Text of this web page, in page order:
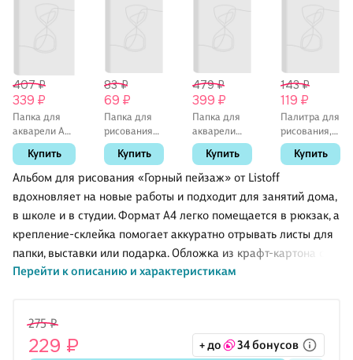
Альбом для рисования «Горный пейзаж» от Listoff
вдохновляет на новые работы и подходит для занятий дома,
в школе и в студии. Формат А4 легко помещается в рюкзак, а
крепление-склейка помогает аккуратно отрывать листы для
папки, выставки или подарка. Обложка из крафт-картона с
выборочным лаком защищает содержимое и приятно
Перейти к описанию и характеристикам
407 ₽
339 ₽
Папка для
акварели А4
"Рыбачка", 20
листовКупить
83 ₽
69 ₽
Папка для
рисования
«Саша», 10
листов, А4
Купить
479 ₽
399 ₽
Папка для
акварели
«Марина»,
20 листов,
А4
Купить
143 ₽
119 ₽
Палитра для
рисования,
прямоугольная,
СТАММ
Купить
275 ₽
229 ₽ + до 34 бонусов